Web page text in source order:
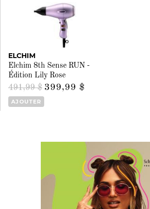
ELCHIM
Elchim 8th Sense RUN -
Édition Lily Rose
491,99 $ 399,99 $
AJOUTER